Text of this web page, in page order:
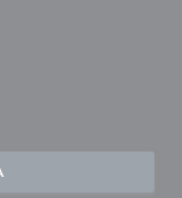
en una nueva
((abre en una